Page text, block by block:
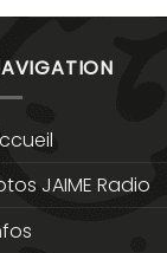
JAIME Radio